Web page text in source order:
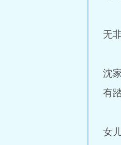
无
沈
有
女